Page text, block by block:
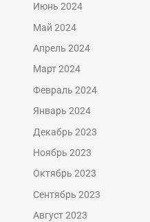
Июнь 2024
Май 2024
Апрель 2024
Март 2024
Февраль 2024
Январь 2024
Декабрь 2023
Ноябрь 2023
Октябрь 2023
Сентябрь 2023
Август 2023